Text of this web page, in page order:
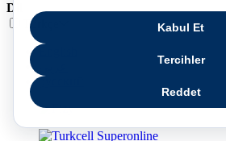
Dil
Türkçe
русский